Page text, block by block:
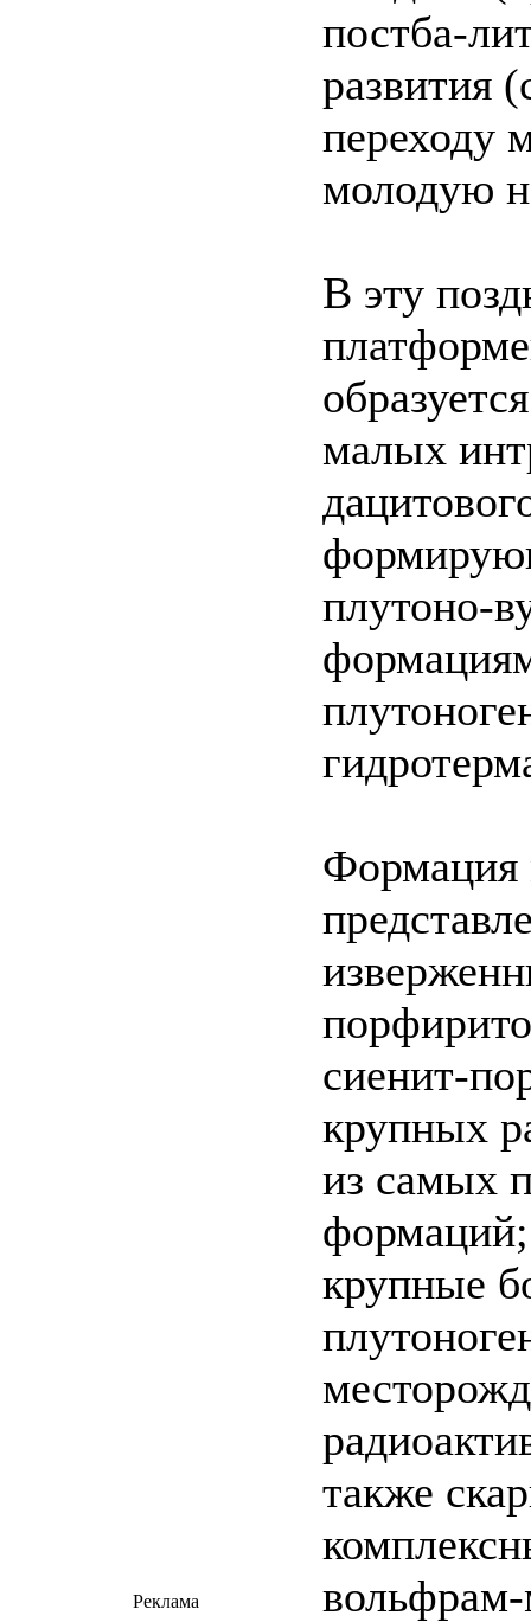
постба-
развития
переходу
молодую
В эту
малых
плутоно-
Формация
сиенит-
крупных
из самых
формаций;
крупные
также
Реклама